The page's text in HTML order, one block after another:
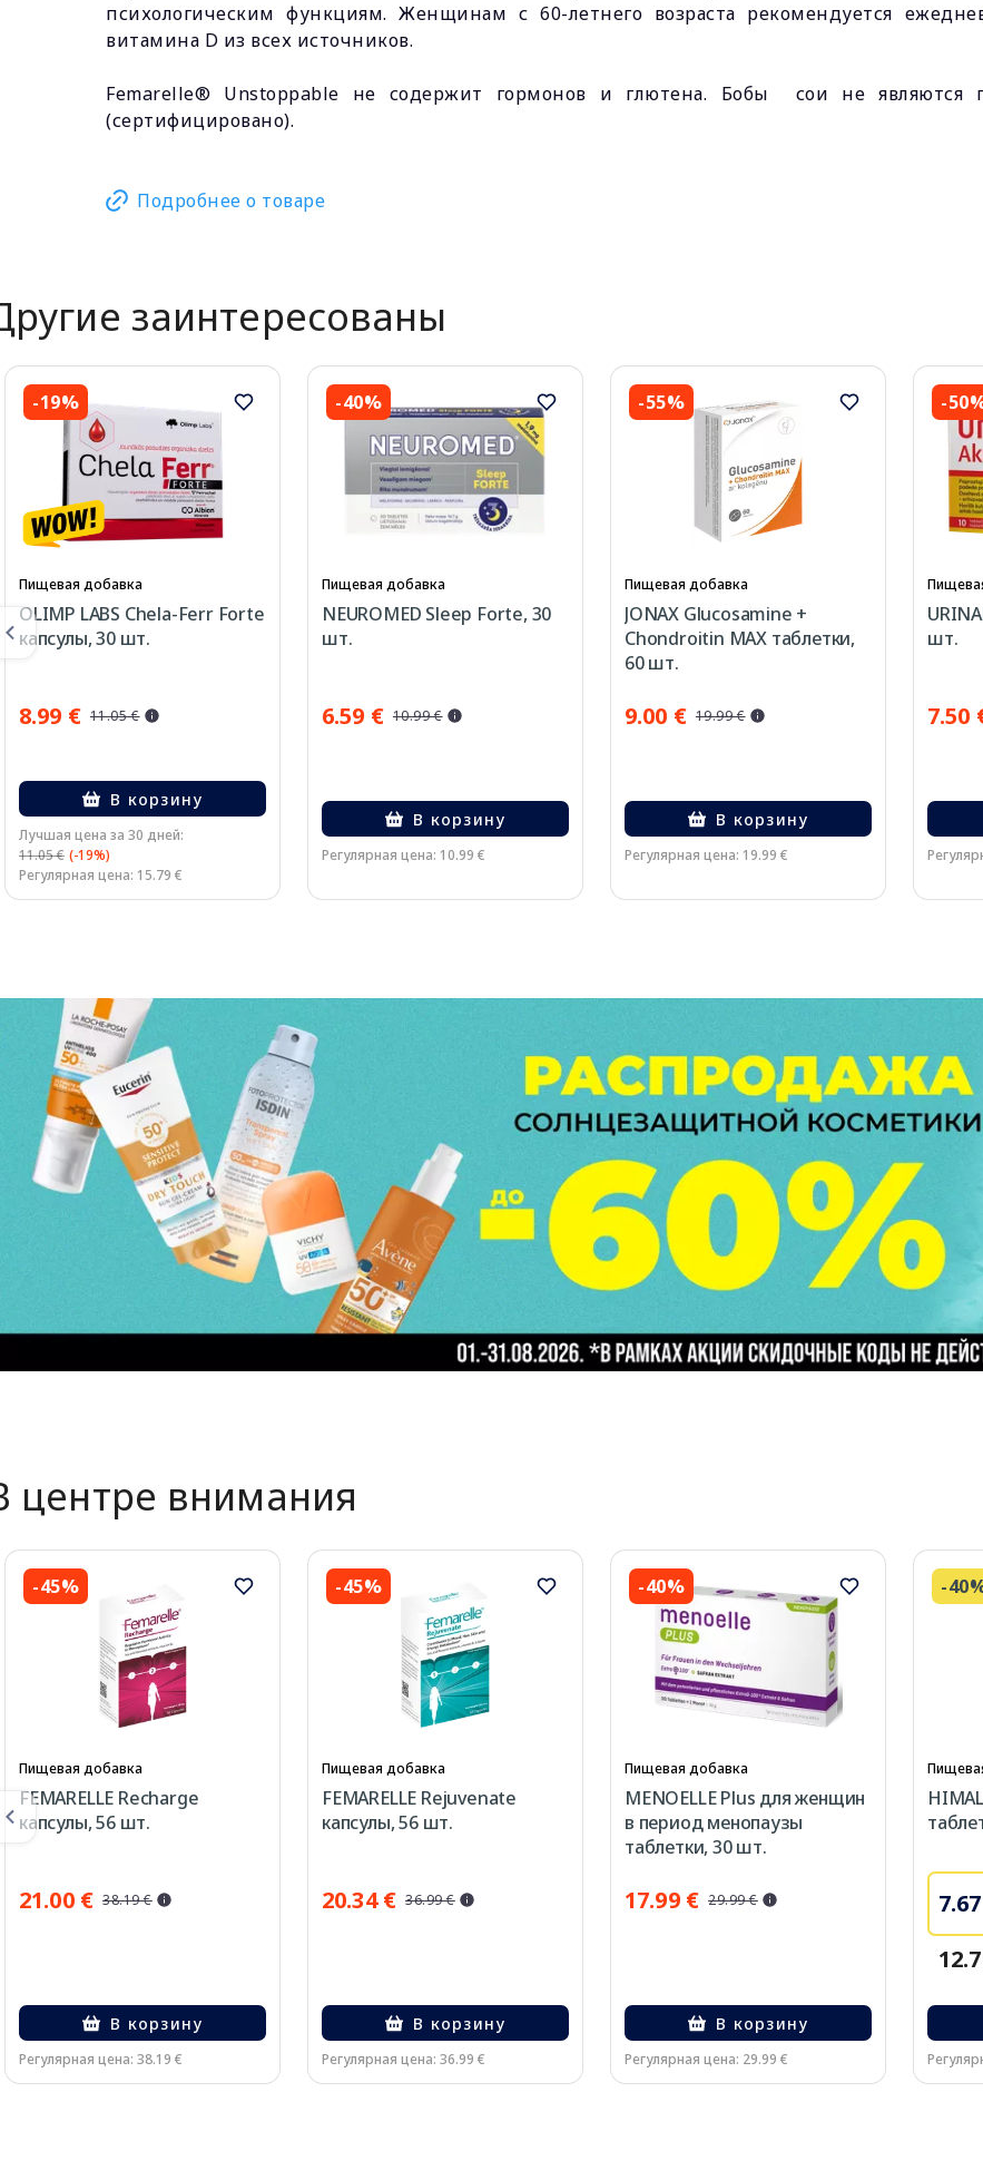
психологическим функциям. Женщинам с 60-летнего возраста рекомендуется
витамина D из всех источников.
Femarelle® Unstoppable не содержит гормонов и глютена. Бобы сои не являются
(сертифицировано).
Подробнее о товаре
заинтересованы
-19%
Пищевая добавка
OLIMP LABS Chela-Ferr Forte
капсулы, 30 шт.
8.99 € 11.05 €
В корзину
Лучшая цена за 30 дней:
11.05 € (-19%)
Регулярная цена: 15.79 €
-40%
Пищевая добавка
NEUROMED Sleep Forte, 30
шт.
6.59 € 10.99 €
В корзину
Регулярная цена: 10.99 €
-55%
Пищевая добавка
JONAX Glucosamine +
Chondroitin MAX таблетки,
60 шт.
9.00 € 19.99 €
В корзину
Регулярная цена: 19.99 €
-
шт.
7.50
центре внимания
-45%
Пищевая добавка
FEMARELLE Recharge
капсулы, 56 шт.
21.00 € 38.19 €
В корзину
Регулярная цена: 38.19 €
-45%
Пищевая добавка
FEMARELLE Rejuvenate
капсулы, 56 шт.
20.34 € 36.99 €
В корзину
Регулярная цена: 36.99 €
-40%
Пищевая добавка
MENOELLE Plus для женщин
в период менопаузы
таблетки, 30 шт.
17.99 € 29.99 €
В корзину
Регулярная цена: 29.99 €
-